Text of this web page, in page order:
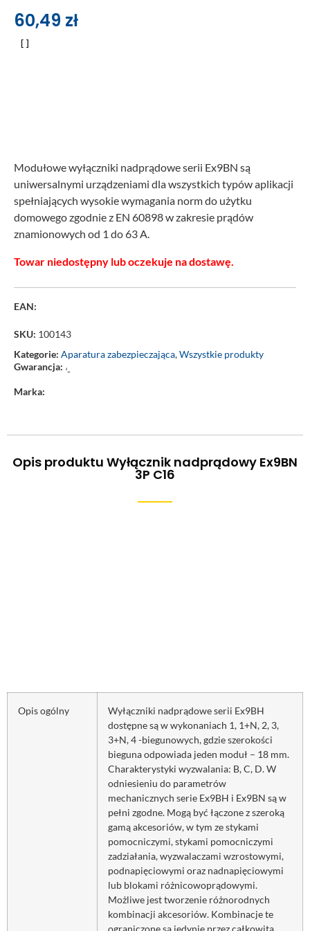
60,49 zł
Modułowe wyłączniki nadprądowe serii Ex9BN są
uniwersalnymi urządzeniami dla wszystkich typów aplikacji
spełniających wysokie wymagania norm do użytku
domowego zgodnie z EN 60898 w zakresie prądów
znamionowych od 1 do 63 A.
Towar niedostępny lub oczekuje na dostawę.
EAN:
SKU: 100143
Kategorie: Aparatura zabezpieczająca,Wszystkie produkty
Gwarancja: ‘-
Marka:
Opis produktu Wyłącznik nadprądowy Ex9BN
3P C16
Opis ogólny
Wyłączniki nadprądowe serii Ex9BH
dostępne są w wykonaniach 1, 1+N, 2, 3,
3+N, 4 -biegunowych, gdzie szerokości
bieguna odpowiada jeden moduł – 18 mm.
Charakterystyki wyzwalania: B, C, D. W
odniesieniu do parametrów
mechanicznych serie Ex9BH i Ex9BN są w
pełni zgodne. Mogą być łączone z szeroką
gamą akcesoriów, w tym ze stykami
pomocniczymi, stykami pomocniczymi
zadziałania, wyzwalaczami wzrostowymi,
podnapięciowymi oraz nadnapięciowymi
lub blokami różnicowoprądowymi.
Możliwe jest tworzenie różnorodnych
kombinacji akcesoriów. Kombinacje te
ograniczone są jedynie przez całkowitą